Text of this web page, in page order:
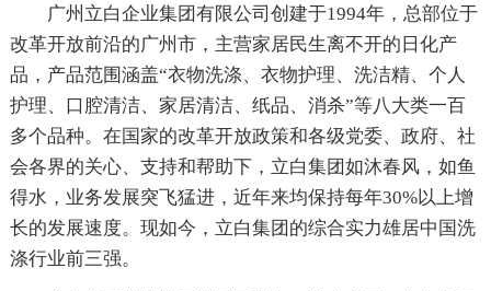
广州立白企业集团有限公司创建于1994年，总部位于
改革开放前沿的广州市，主营家居民生离不开的日化产
品，产品范围涵盖“衣物洗涤、衣物护理、洗洁精、个人
护理、口腔清洁、家居清洁、纸品、消杀”等八大类一百
多个品种。在国家的改革开放政策和各级党委、政府、社
会各界的关心、支持和帮助下，立白集团如沐春风，如鱼
得水，业务发展突飞猛进，近年来均保持每年30%以上增
长的发展速度。现如今，立白集团的综合实力雄居中国洗
涤行业前三强。